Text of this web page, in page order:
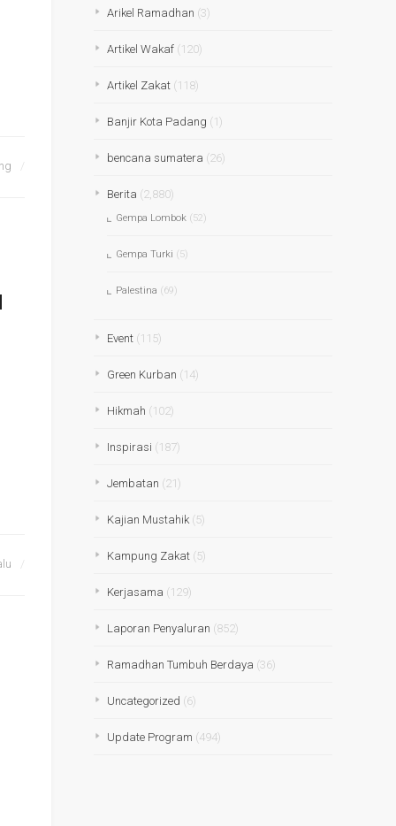
Arikel Ramadhan (3)
Artikel Wakaf (120)
Artikel Zakat (118)
Banjir Kota Padang (1)
bencana sumatera (26)
Berita (2,880)
Gempa Lombok (52)
Gempa Turki (5)
Palestina (69)
Event (115)
Green Kurban (14)
Hikmah (102)
Inspirasi (187)
Jembatan (21)
Kajian Mustahik (5)
Kampung Zakat (5)
Kerjasama (129)
Laporan Penyaluran (852)
Ramadhan Tumbuh Berdaya (36)
Uncategorized (6)
Update Program (494)